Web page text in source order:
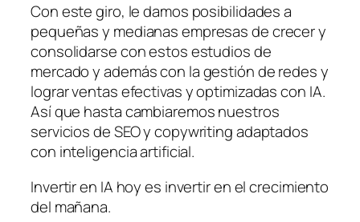
Con este giro, le damos posibilidades a
pequeñas y medianas empresas de crecer y
consolidarse con estos estudios de
mercado y además con la gestión de redes y
lograr ventas efectivas y optimizadas con IA.
Así que hasta cambiaremos nuestros
servicios de SEO y copywriting adaptados
con inteligencia artificial.
Invertir en IA hoy es invertir en el crecimiento
del mañana.